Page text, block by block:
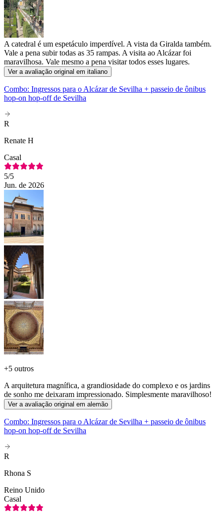
A catedral é um espetáculo imperdível. A vista da Giralda também.
Vale a pena subir todas as 35 rampas. A visita ao Alcázar foi
maravilhosa. Vale mesmo a pena visitar todos esses lugares.
Ver a avaliação original em italiano
Combo: Ingressos para o Alcázar de Sevilha + passeio de ônibus
hop-on hop-off de Sevilha
R
Renate H
Casal
5/5
Jun. de 2026
+5 outros
A arquitetura magnífica, a grandiosidade do complexo e os jardins
de sonho me deixaram impressionado. Simplesmente maravilhoso!
Ver a avaliação original em alemão
Combo: Ingressos para o Alcázar de Sevilha + passeio de ônibus
hop-on hop-off de Sevilha
R
Rhona S
Reino Unido
Casal